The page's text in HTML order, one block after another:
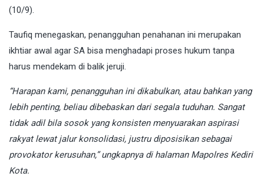
(10/9).
Taufiq menegaskan, penangguhan penahanan ini merupakan
ikhtiar awal agar SA bisa menghadapi proses hukum tanpa
harus mendekam di balik jeruji.
“Harapan kami, penangguhan ini dikabulkan, atau bahkan yang
lebih penting, beliau dibebaskan dari segala tuduhan. Sangat
tidak adil bila sosok yang konsisten menyuarakan aspirasi
rakyat lewat jalur konsolidasi, justru diposisikan sebagai
provokator kerusuhan,” ungkapnya di halaman Mapolres Kediri
Kota.